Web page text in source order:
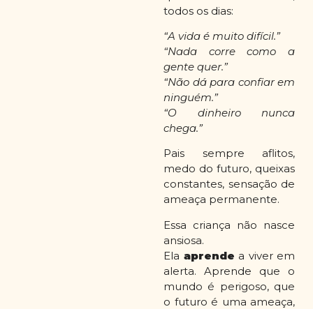
todos os dias:
“A vida é muito difícil.”
“Nada corre como a
gente quer.”
“Não dá para confiar em
ninguém.”
“O dinheiro nunca
chega.”
Pais sempre aflitos,
medo do futuro, queixas
constantes, sensação de
ameaça permanente.
Essa criança não nasce
ansiosa.
Ela aprende a viver em
alerta. Aprende que o
mundo é perigoso, que
o futuro é uma ameaça,